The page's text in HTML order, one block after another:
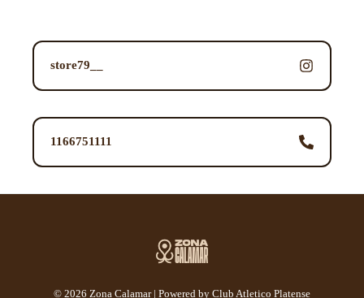
store79__
1166751111
© 2026 Zona Calamar | Powered by Club Atletico Platense